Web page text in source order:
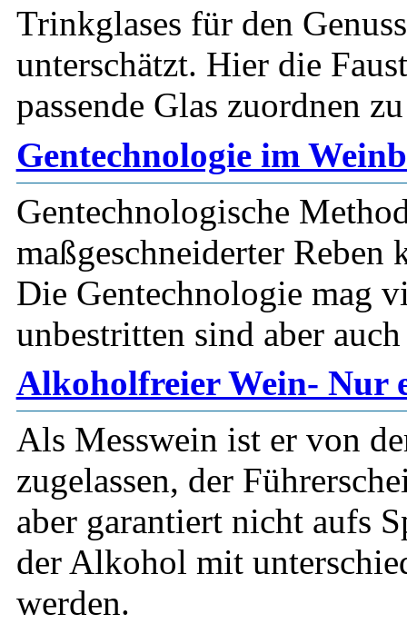
Trinkglases für den
unterschätzt. Hier die
passende Glas zuordnen
Gentechnologie im
Gentechnologische
maßgeschneiderter
Die Gentechnologie mag
unbestritten sind aber
Alkoholfreier Wein- Nur
Als Messwein ist er von
zugelassen, der
aber garantiert nicht aufs
der Alkohol mit
werden.